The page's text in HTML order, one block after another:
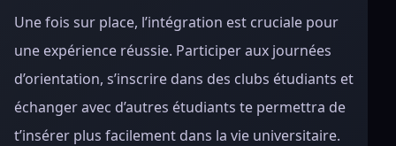
Une fois sur place, l’intégration est cruciale pour
une expérience réussie. Participer aux journées
d’orientation, s’inscrire dans des clubs étudiants et
échanger avec d’autres étudiants te permettra de
t’insérer plus facilement dans la vie universitaire.